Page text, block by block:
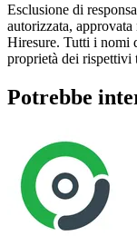
Esclusione di
autorizzata,
Hiresure. Tutti i nomi
proprietà dei rispettivi
Potrebbe